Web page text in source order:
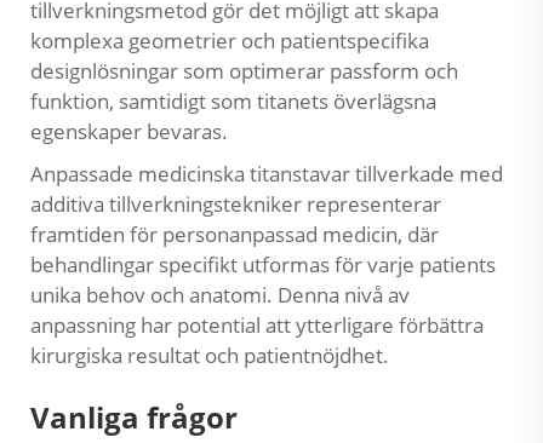
tillverkningsmetod gör det möjligt att skapa
komplexa geometrier och patientspecifika
designlösningar som optimerar passform och
funktion, samtidigt som titanets överlägsna
egenskaper bevaras.
Anpassade medicinska titanstavar tillverkade med
additiva tillverkningstekniker representerar
framtiden för personanpassad medicin, där
behandlingar specifikt utformas för varje patients
unika behov och anatomi. Denna nivå av
anpassning har potential att ytterligare förbättra
kirurgiska resultat och patientnöjdhet.
Vanliga frågor